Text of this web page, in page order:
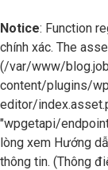
Notice: Function
chính xác. The
(/var/www/
content/plugins/
editor/
"wpgetapi/
lòng xem Hướng
thông tin. (Thông